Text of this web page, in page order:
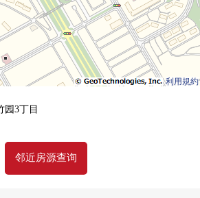
面给予帮助的━━━━━・・・
是如有意向，请跟我们联系。
利用規約
园3丁目
邻近房源查询